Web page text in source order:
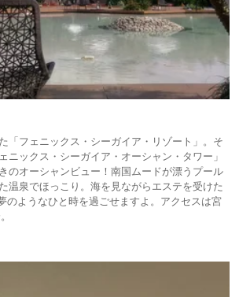
「フェニックス・シーガイア・リゾート」。そ
ニックス・シーガイア・オーシャン・タワー」
のオーシャンビュー！南国ムードが漂うプール
温泉でほっこり。海を見ながらエステを受けた
のようなひと時を過ごせますよ。アクセスは宮